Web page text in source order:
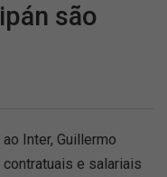
são
Inter, Guillermo
e salariais